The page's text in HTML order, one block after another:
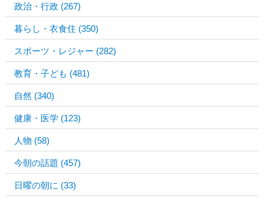
政治・行政 (267)
暮らし・衣食住 (350)
スポーツ・レジャー (282)
教育・子ども (481)
自然 (340)
健康・医学 (123)
人物 (58)
今朝の話題 (457)
日曜の朝に (33)